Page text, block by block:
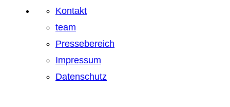
Kontakt
team
Pressebereich
Impressum
Datenschutz